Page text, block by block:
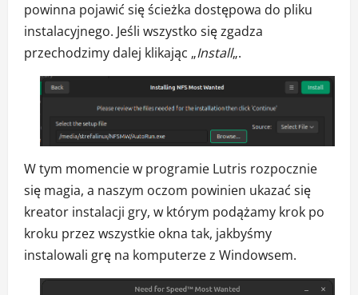
powinna pojawić się ścieżka dostępowa do pliku
instalacyjnego. Jeśli wszystko się zgadza
przechodzimy dalej klikając „Install„.
W tym momencie w programie Lutris rozpocznie
się magia, a naszym oczom powinien ukazać się
kreator instalacji gry, w którym podążamy krok po
kroku przez wszystkie okna tak, jakbyśmy
instalowali grę na komputerze z Windowsem.